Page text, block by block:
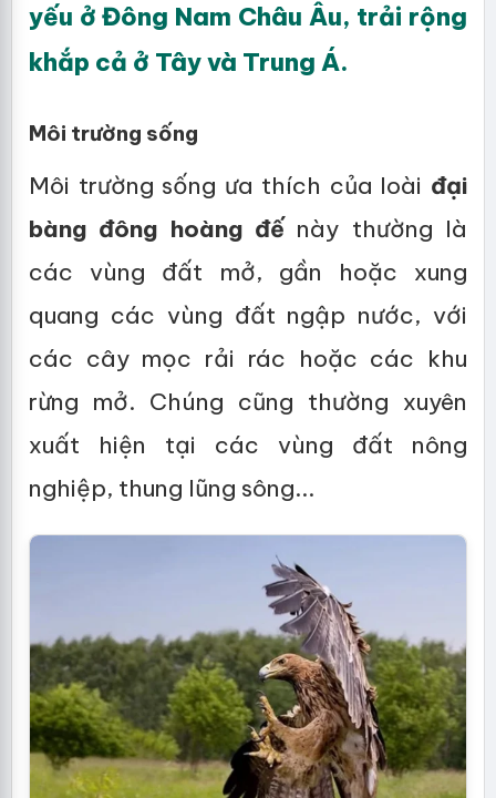
yếu ở Đông Nam Châu Âu, trải rộng
khắp cả ở Tây và Trung Á.
Môi trường sống
Môi trường sống ưa thích của loài đại
bàng đông hoàng đế này thường là
các vùng đất mở, gần hoặc xung
quang các vùng đất ngập nước, với
các cây mọc rải rác hoặc các khu
rừng mở. Chúng cũng thường xuyên
xuất hiện tại các vùng đất nông
nghiệp, thung lũng sông...